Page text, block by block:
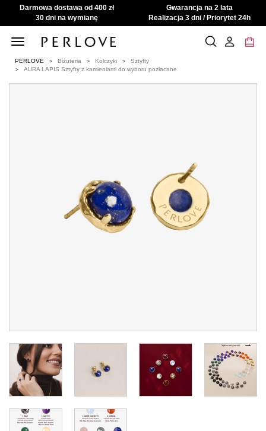
Darmowa dostawa od 400 zł
Gwarancja na 2 lata
30 dni na wymianę
Realizacja 3 dni / Priorytet 24h
Toggle
PERLOVE Biżuteria Kolczyki
Sztyfty
AURA LAPIS Sztyfty z kamieniami do wyboru pozłacane